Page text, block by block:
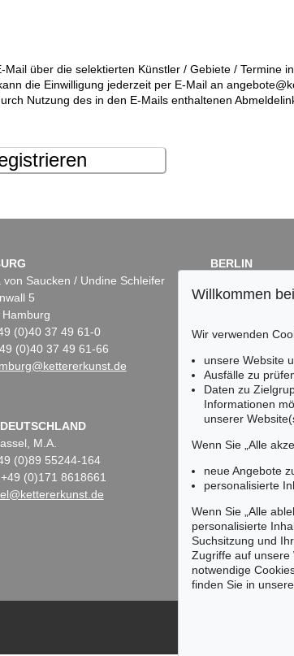
über die selektierten Künstler / Gebiete / Termine
die Einwilligung jederzeit per E-Mail an
Nutzung des in den E-Mails enthaltenen
von Saucken / Undine Schleifer
5
(0)40 37 49 61-0
(0)40 37 49 61-66
BERLIN
Fasanenstr. 70
Tel.: +49 (0)30
M.A.
(0)89 55244-164
(0)171 8618661
Keine
Wir
Willkommen
Wir verwenden
unsere Website
Ausfälle zu
Daten zu
Informationen
unserer
Wenn Sie „Alle
neue Angebote
personalisierte
Wenn Sie „Alle
personalisierte
Suchsitzung und
Zugriffe auf unsere
notwendige
finden Sie in